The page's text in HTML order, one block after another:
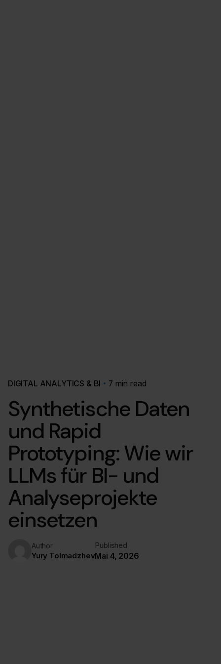
DIGITAL ANALYTICS & BI 7 min read
Synthetische Daten
und Rapid
Prototyping: Wie wir
LLMs für BI- und
Analyseprojekte
einsetzen
Author
Yury Tolmadzhev
Published
Mai 4, 2026